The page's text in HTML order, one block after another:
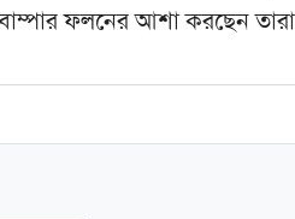
ফলনের আশা করছেন